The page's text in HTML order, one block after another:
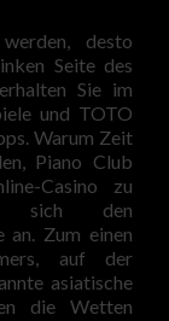
desto
Seite des
Sie im
und TOTO
Warum Zeit
Piano Club
Casino zu
sich den
an. Zum einen
auf der
asiatische
die Wetten